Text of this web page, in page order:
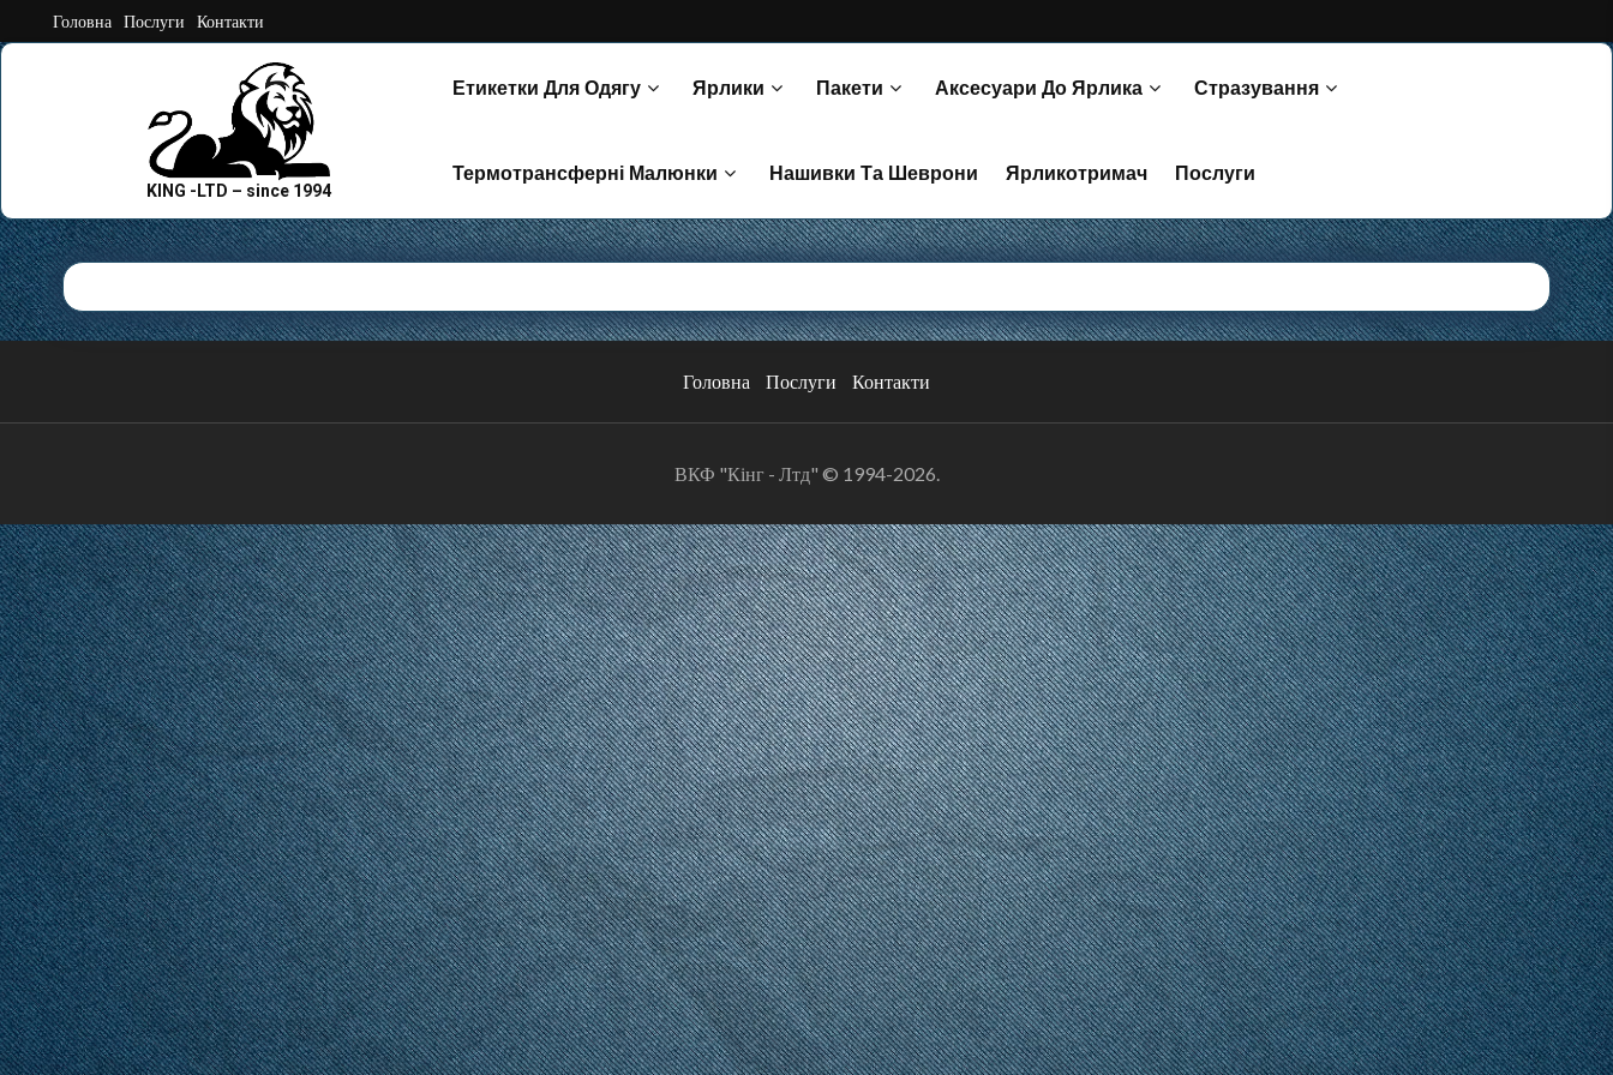
to
Головна Послуги Контакти
KING -LTD – since 1994
Етикетки Для Одягу Ярлики Пакети Аксесуари До Ярлика Стразування
Термотрансферні Малюнки Нашивки Та Шеврони Ярликотримач Послуги
Головна Послуги Контакти
ВКФ "Кінг - Лтд" © 1994-2026.